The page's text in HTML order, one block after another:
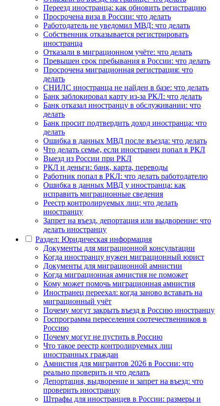
Переезд иностранца: как обновить регистрацию
Просрочена виза в России: что делать
Работодатель не уведомил МВД: что делать
Собственник отказывается регистрировать
иностранца
Отказали в миграционном учёте: что делать
Превышен срок пребывания в России: что делать
Просрочена миграционная регистрация: что
делать
СНИЛС иностранца не найден в базе: что делать
Банк заблокировал карту из-за РКЛ: что делать
Банк отказал иностранцу в обслуживании: что
делать
Банк просит подтвердить доход иностранца: что
делать
Ошибка в данных МВД после въезда: что делать
Что делать семье, если иностранец попал в РКЛ
Выезд из России при РКЛ
РКЛ и деньги: банк, карта, переводы
Работник попал в РКЛ: что делать работодателю
Ошибка в данных МВД у иностранца: как
исправить миграционные сведения
Реестр контролируемых лиц: что делать
иностранцу
Запрет на въезд, депортация или выдворение: что
делать иностранцу
Раздел: Юридическая информация
Документы для миграционной консультации
Когда иностранцу нужен миграционный юрист
Документы для миграционной амнистии
Когда миграционная амнистия не поможет
Кому может помочь миграционная амнистия
Иностранец переехал: когда заново вставать на
миграционный учёт
Почему могут закрыть въезд в Россию иностранцу
Госпрограмма переселения соотечественников в
Россию
Почему могут не пустить в Россию
Что такое реестр контролируемых лиц
иностранных граждан
Амнистия для мигрантов 2026 в России: что
реально проверить и что делать
Депортация, выдворение и запрет на въезд: что
проверить иностранцу
Штрафы для иностранцев в России: размеры и